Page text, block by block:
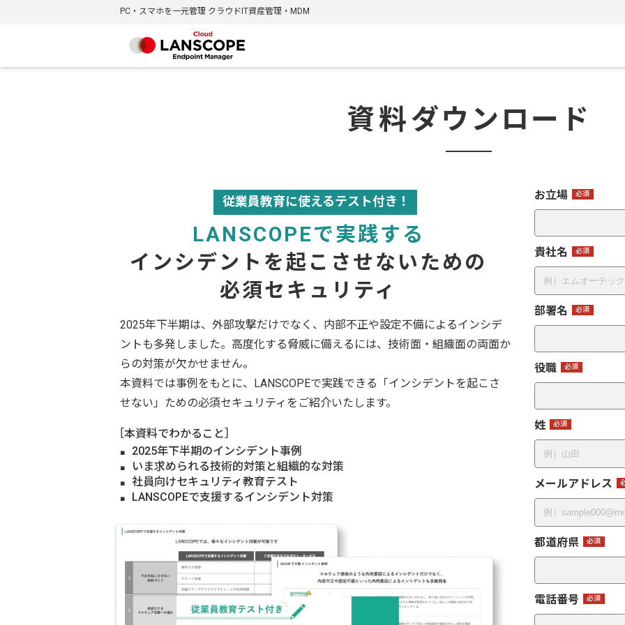
PC・スマホを一元管理 クラウドIT資産管理・MDM
資料ダウンロード
従業員教育に使えるテスト付き！
LANSCOPEで実践する
インシデントを起こさせないための
必須セキュリティ
2025年下半期は、外部攻撃だけでなく、内部不正や設定不備によるインシデ
ントも多発しました。高度化する脅威に備えるには、技術面・組織面の両面か
らの対策が欠かせません。
本資料では事例をもとに、LANSCOPEで実践できる「インシデントを起こさ
せない」ための必須セキュリティをご紹介いたします。
［本資料でわかること］
2025年下半期のインシデント事例
いま求められる技術的対策と組織的な対策
社員向けセキュリティ教育テスト
LANSCOPEで支援するインシデント対策
お立場
貴社名
部署名
役職
姓
メールアドレス
都道府県
電話番号